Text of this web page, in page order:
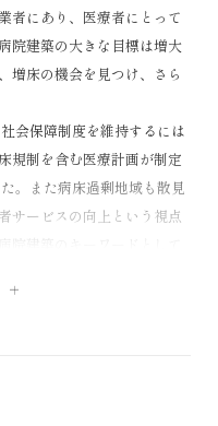
者にあり、医療者にとって
院建築の大きな目標は増大
増床の機会を見つけ、さら
会保障制度を維持するには
規制を含む医療計画が制定
。また病床過剰地域も散見
サービスの向上という視点
ための経営判断が求められ
た。
評価機構が設立され、ま
）による認証制度の普及